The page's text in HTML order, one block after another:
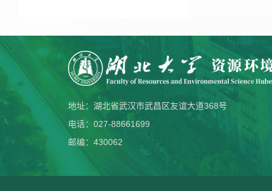
地址：湖北省武汉市武昌区友谊大道368号
电话：027-88661699
邮编：430062